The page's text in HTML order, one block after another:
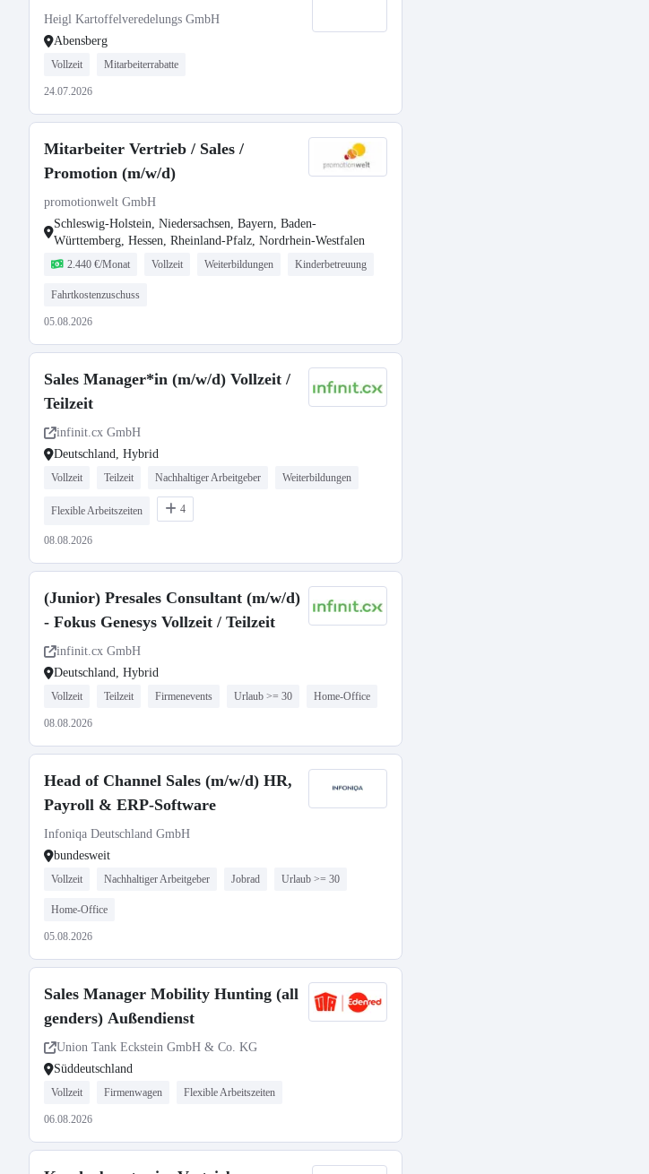
Heigl Kartoffelveredelungs GmbH
Abensberg
Vollzeit Mitarbeiterrabatte
24.07.2026
Mitarbeiter Vertrieb / Sales /
Promotion (m/w/d)
promotionwelt GmbH
Schleswig-Holstein, Niedersachsen, Bayern, Baden-
Württemberg, Hessen, Rheinland-Pfalz, Nordrhein-Westfalen
2.440 €/Monat Vollzeit Weiterbildungen Kinderbetreuung
Fahrtkostenzuschuss
05.08.2026
Sales Manager*in (m/w/d) Vollzeit /
Teilzeit
infinit.cx GmbH
Deutschland, Hybrid
Vollzeit Teilzeit Nachhaltiger Arbeitgeber Weiterbildungen
Flexible Arbeitszeiten 4
08.08.2026
(Junior) Presales Consultant (m/w/d)
- Fokus Genesys Vollzeit / Teilzeit
infinit.cx GmbH
Deutschland, Hybrid
Vollzeit Teilzeit Firmenevents Urlaub >= 30 Home-Office
08.08.2026
Head of Channel Sales (m/w/d) HR,
Payroll & ERP-Software
Infoniqa Deutschland GmbH
bundesweit
Vollzeit Nachhaltiger Arbeitgeber Jobrad Urlaub >= 30
Home-Office
05.08.2026
Sales Manager Mobility Hunting (all
genders) Außendienst
Union Tank Eckstein GmbH & Co. KG
Süddeutschland
Vollzeit Firmenwagen Flexible Arbeitszeiten
06.08.2026